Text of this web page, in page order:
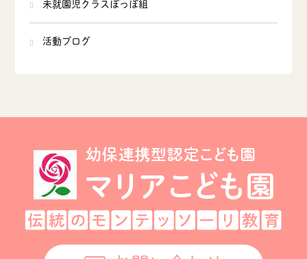
未就園児クラスぽっぽ組
活動ブログ